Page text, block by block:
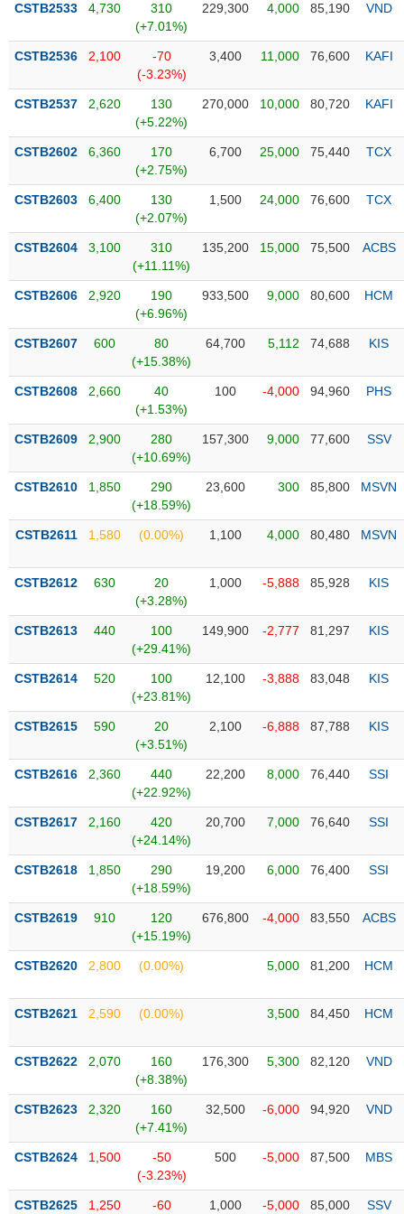
thái
phiếu
mô
thị
Niêm
Niêm
mới
yết
sung
niêm
yết
Theo
dõi
biệt
được
quỹ
mục
ETF
Cổ
chi
tiết
Tổng
quan
Giao
dịch
Tài
chính
Phân
tích
thuật
sơ
nghiệp
tức
sự
CSTB2533 4,730
310
(+7.01%)
229,300 4,000 85,190 VND
CSTB2536 2,100
-70
(-3.23%)
3,400 11,000 76,600 KAFI
CSTB2537 2,620
130
(+5.22%)
270,000 10,000 80,720 KAFI
CSTB2602 6,360
170
(+2.75%)
6,700 25,000 75,440 TCX
CSTB2603 6,400
130
(+2.07%)
1,500 24,000 76,600 TCX
CSTB2604 3,100
310
(+11.11%)
135,200 15,000 75,500 ACBS
CSTB2606 2,920
190
(+6.96%)
933,500 9,000 80,600 HCM
CSTB2607 600
80
(+15.38%)
64,700 5,112 74,688 KIS
CSTB2608 2,660
40
(+1.53%)
100 -4,000 94,960 PHS
CSTB2609 2,900
280
(+10.69%)
157,300 9,000 77,600 SSV
CSTB2610 1,850
290
(+18.59%)
23,600 300 85,800 MSVN
CSTB2611 1,580 (0.00%) 1,100 4,000 80,480 MSVN
CSTB2612 630
20
(+3.28%)
1,000 -5,888 85,928 KIS
CSTB2613 440
100
(+29.41%)
149,900 -2,777 81,297 KIS
CSTB2614 520
100
(+23.81%)
12,100 -3,888 83,048 KIS
CSTB2615 590
20
(+3.51%)
2,100 -6,888 87,788 KIS
CSTB2616 2,360
440
(+22.92%)
22,200 8,000 76,440 SSI
CSTB2617 2,160
420
(+24.14%)
20,700 7,000 76,640 SSI
CSTB2618 1,850
290
(+18.59%)
19,200 6,000 76,400 SSI
CSTB2619 910
120
(+15.19%)
676,800 -4,000 83,550 ACBS
CSTB2620 2,800 (0.00%) 5,000 81,200 HCM
CSTB2621 2,590 (0.00%) 3,500 84,450 HCM
CSTB2622 2,070
160
(+8.38%)
176,300 5,300 82,120 VND
CSTB2623 2,320
160
(+7.41%)
32,500 -6,000 94,920 VND
CSTB2624 1,500
-50
(-3.23%)
500 -5,000 87,500 MBS
CSTB2625 1,250 -60 1,000 -5,000 85,000 SSV
NGÀNH
DOANH
NGHIỆP
PHIẾU
PHÁI
TRÁI
CÔNG
ĐẦU
TƯ
DỮ
MỚI
Ngành
(-)
VS-
LƯỢNG
NGUYÊN
VẬT
NGHIỆP